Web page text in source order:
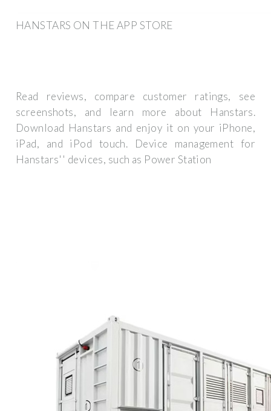
‎HANSTARS ON THE APP STORE
Read reviews, compare customer ratings, see
screenshots, and learn more about Hanstars.
Download Hanstars and enjoy it on your iPhone,
iPad, and iPod touch. ‎Device management for
Hanstars'' devices, such as Power Station